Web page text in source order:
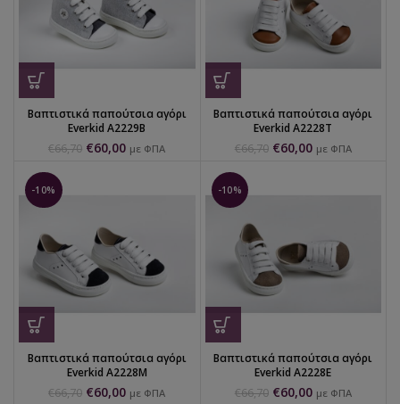
Βαπτιστικά παπούτσια αγόρι
Everkid Α2229Β
€66,70 €60,00 με ΦΠΑ
Βαπτιστικά παπούτσια αγόρι
Everkid Α2228Τ
€66,70 €60,00 με ΦΠΑ
-10%
Βαπτιστικά παπούτσια αγόρι
Everkid Α2228Μ
€66,70 €60,00 με ΦΠΑ
-10%
Βαπτιστικά παπούτσια αγόρι
Everkid Α2228Ε
€66,70 €60,00 με ΦΠΑ